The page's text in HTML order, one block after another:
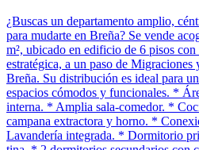
¿Buscas un departamento amplio,
para mudarte en Breña? Se vende
m², ubicado en edificio de 6 pisos con
estratégica, a un paso de
Breña. Su distribución es ideal para
espacios cómodos y funcionales. *
interna. * Amplia sala-comedor. *
campana extractora y horno. *
Lavandería integrada. * Dormitorio